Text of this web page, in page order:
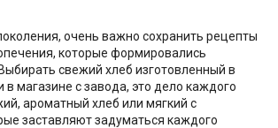
очень важно сохранить рецепты
которые формировались
свежий хлеб изготовленный в
в магазине с завода, это дело каждого
ароматный хлеб или мягкий с
заставляют задуматься каждого